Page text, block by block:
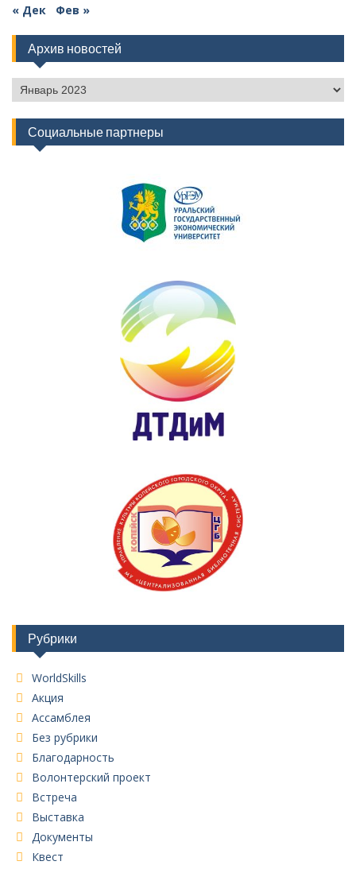
« Дек Фев »
Архив новостей
Архив
новостей
Социальные партнеры
Рубрики
WorldSkills
Акция
Ассамблея
Без рубрики
Благодарность
Волонтерский проект
Встреча
Выставка
Документы
Квест